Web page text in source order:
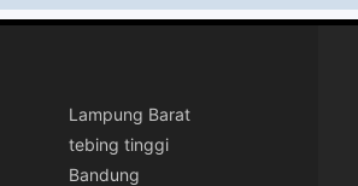
Lampung Barat
tebing tinggi
Bandung